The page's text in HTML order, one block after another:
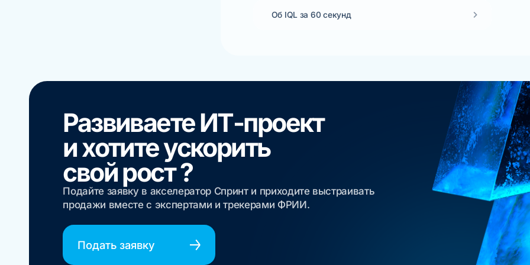
Об IQL за 60 секунд
Развиваете ИТ-проект
и хотите ускорить
свой рост ?
Подайте заявку в акселератор Спринт и приходите выстраивать
продажи вместе с экспертами и трекерами ФРИИ.
Подать заявку